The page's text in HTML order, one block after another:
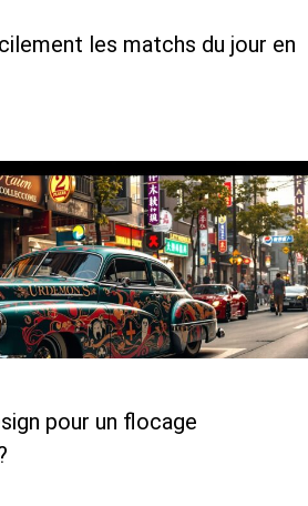
les matchs du jour en
pour un flocage